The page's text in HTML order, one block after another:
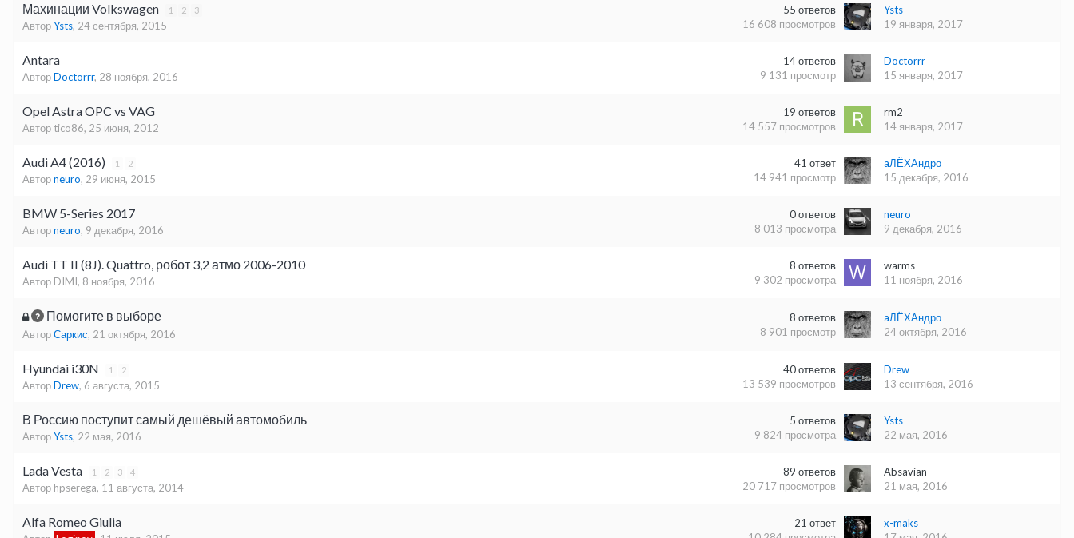
Махинации Volkswagen 1 2 3
АвторYsts, 24 сентября, 2015
55 ответов
16 608 просмотров
Ysts
19 января, 2017
Antara
АвторDoctorrr, 28 ноября, 2016
14ответов
9 131 просмотр
Doctorrr
15 января, 2017
Opel Astra OPC vs VAG
Автор tico86, 25 июня, 2012
19 ответов
14 557 просмотров
rm2
14 января, 2017
Audi A4 (2016) 1 2
Авторneuro, 29 июня, 2015
41 ответ
14 941 просмотр
aЛЁХАндро
15 декабря, 2016
BMW 5-Series 2017
Авторneuro, 9 декабря, 2016
0ответов
8 013 просмотра
neuro
9 декабря, 2016
Audi TT II (8J). Quattro, робот 3,2 атмо 2006-2010
Автор DIMI, 8 ноября, 2016
8 ответов
9 302 просмотра
warms
11 ноября, 2016
Помогите в выборе
АвторСаркис, 21 октября, 2016
8 ответов
8 901 просмотр
aЛЁХАндро
24 октября, 2016
Hyundai i30N 1 2
АвторDrew, 6 августа, 2015
40ответов
13 539 просмотров
Drew
13 сентября, 2016
В Россию поступит самый дешёвый автомобиль
АвторYsts, 22 мая, 2016
5 ответов
9 824 просмотра
Ysts
22 мая, 2016
Lada Vesta 1 2 3 4
Автор hpserega, 11 августа, 2014
89 ответов
20 717 просмотров
Absavian
21 мая, 2016
Alfa Romeo Giulia 21 ответ
x-maks